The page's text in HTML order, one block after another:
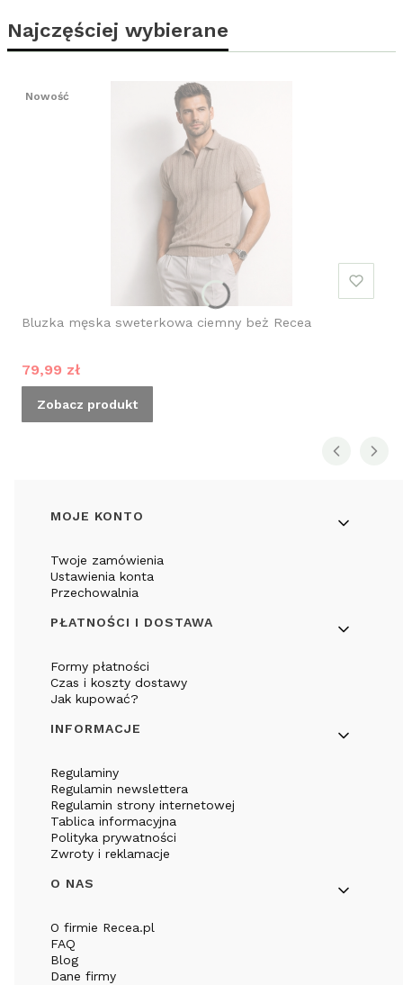
Najczęściej wybierane
Nowość
Bluzka męska sweterkowa ciemny beż Recea
Cena promocyjna
79,99 zł
Zobacz produkt
Linki w stopce
MOJE KONTO
Twoje zamówienia
Ustawienia konta
Przechowalnia
PŁATNOŚCI I DOSTAWA
Formy płatności
Czas i koszty dostawy
Jak kupować?
INFORMACJE
Regulaminy
Regulamin newslettera
Regulamin strony internetowej
Tablica informacyjna
Polityka prywatności
Zwroty i reklamacje
O NAS
O firmie Recea.pl
FAQ
Blog
Dane firmy